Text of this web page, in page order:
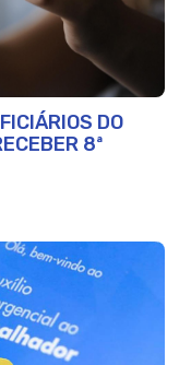
DO
8ª